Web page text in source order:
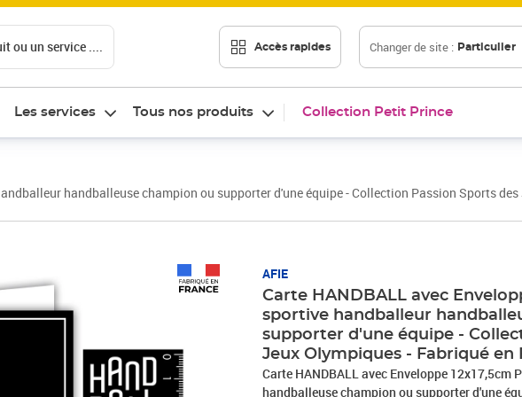
ou un service .... Accès rapides Changer de site : Particulier
Les services Tous nos produits Collection Petit Prince
handballeuse champion ou supporter d'une équipe - Collection Passion Sports
AFIE
Carte HANDBALL avec
sportive handballeur
supporter d'une équipe -
Jeux Olympiques - Fabriqué en
Carte HANDBALL avec Enveloppe
handballeuse champion ou supporter d'une